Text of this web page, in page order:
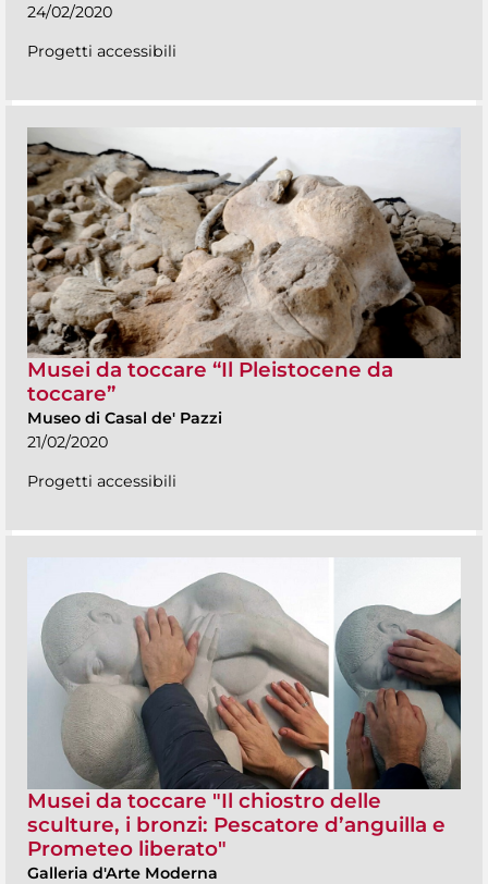
24/02/2020
Progetti accessibili
Musei da toccare “Il Pleistocene da
toccare”
Museo di Casal de' Pazzi
21/02/2020
Progetti accessibili
Musei da toccare "Il chiostro delle
sculture, i bronzi: Pescatore d’anguilla e
Prometeo liberato"
Galleria d'Arte Moderna